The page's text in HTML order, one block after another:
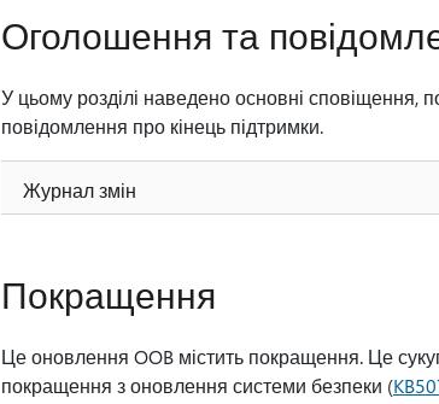
Оголошення та
У цьому розділі наведено основні сповіщення,
повідомлення про кінець підтримки.
Журнал змін
Покращення
Це оновлення OOB містить покращення. Це
покращення з оновлення системи безпеки (